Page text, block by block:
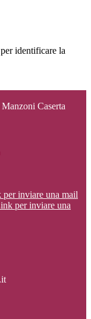
identificare la
Caserta
inviare una mail
per inviare una